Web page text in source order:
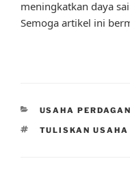
meningkatkan daya
Semoga artikel ini
CATEGORIES
USAHA
TAGS
TULISKAN USAHA